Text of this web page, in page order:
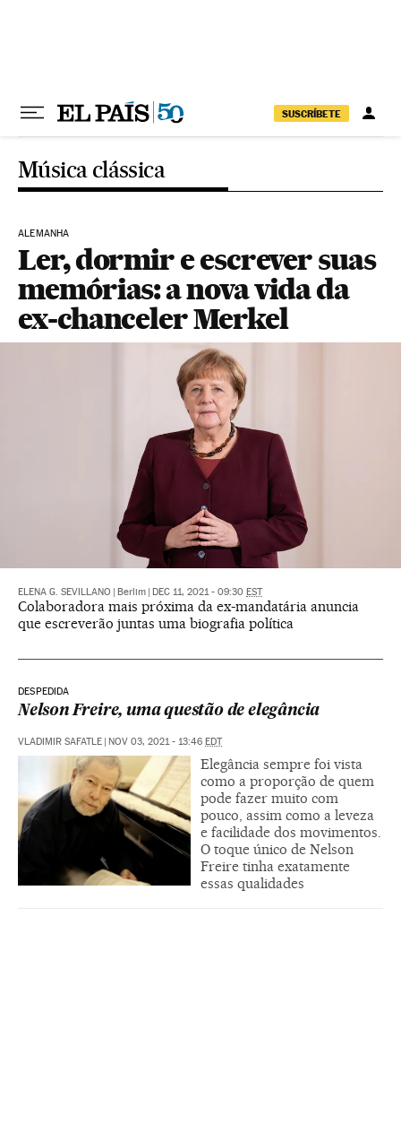
SUSCRÍBETE
Música clássica
ALEMANHA
Ler, dormir e escrever suas
memórias: a nova vida da
ex-chanceler Merkel
ELENA G. SEVILLANO Berlim DEC 11, 2021 - 09:30 EST
Colaboradora mais próxima da ex-mandatária anuncia
que escreverão juntas uma biografia política
DESPEDIDA
Nelson Freire, uma questão de elegância
VLADIMIR SAFATLE NOV 03, 2021 - 13:46 EDT
Elegância sempre foi vista
como a proporção de quem
pode fazer muito com
pouco, assim como a leveza
e facilidade dos movimentos.
O toque único de Nelson
Freire tinha exatamente
essas qualidades